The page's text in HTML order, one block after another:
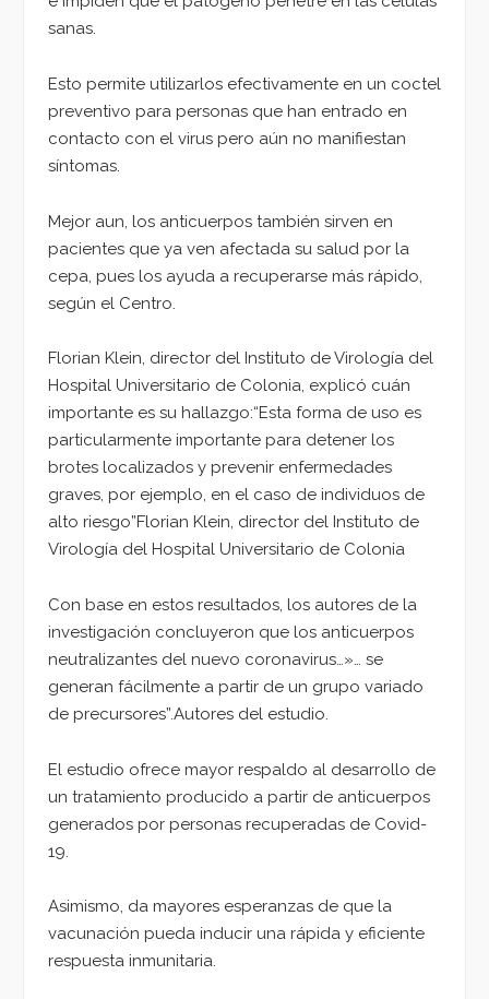
sanas.
Esto permite utilizarlos efectivamente en un coctel
preventivo para personas que han entrado en
contacto con el virus pero aún no manifiestan
síntomas.
Mejor aun, los anticuerpos también sirven en
pacientes que ya ven afectada su salud por la
cepa, pues los ayuda a recuperarse más rápido,
según el Centro.
Florian Klein, director del Instituto de Virología del
Hospital Universitario de Colonia, explicó cuán
importante es su hallazgo:“Esta forma de uso es
particularmente importante para detener los
brotes localizados y prevenir enfermedades
graves, por ejemplo, en el caso de individuos de
alto riesgo”Florian Klein, director del Instituto de
Virología del Hospital Universitario de Colonia
Con base en estos resultados, los autores de la
investigación concluyeron que los anticuerpos
neutralizantes del nuevo coronavirus…»… se
generan fácilmente a partir de un grupo variado
de precursores”.Autores del estudio.
El estudio ofrece mayor respaldo al desarrollo de
un tratamiento producido a partir de anticuerpos
generados por personas recuperadas de Covid-
19.
Asimismo, da mayores esperanzas de que la
vacunación pueda inducir una rápida y eficiente
respuesta inmunitaria.